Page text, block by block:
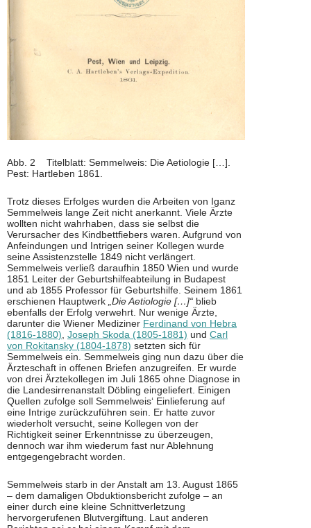
Abb. 2 Titelblatt: Semmelweis: Die Aetiologie […].
Pest: Hartleben 1861.
Trotz dieses Erfolges wurden die Arbeiten von Iganz
Semmelweis lange Zeit nicht anerkannt. Viele Ärzte
wollten nicht wahrhaben, dass sie selbst die
Verursacher des Kindbettfiebers waren. Aufgrund von
Anfeindungen und Intrigen seiner Kollegen wurde
seine Assistenzstelle 1849 nicht verlängert.
Semmelweis verließ daraufhin 1850 Wien und wurde
1851 Leiter der Geburtshilfeabteilung in Budapest
und ab 1855 Professor für Geburtshilfe. Seinem 1861
erschienen Hauptwerk „Die Aetiologie […]“ blieb
ebenfalls der Erfolg verwehrt. Nur wenige Ärzte,
darunter die Wiener Mediziner Ferdinand von Hebra
(1816-1880) Joseph Skoda (1805-1881) und Carl
von Rokitansky (1804-1878) setzten sich für
Semmelweis ein. Semmelweis ging nun dazu über die
Ärzteschaft in offenen Briefen anzugreifen. Er wurde
von drei Ärztekollegen im Juli 1865 ohne Diagnose in
die Landesirrenanstalt Döbling eingeliefert. Einigen
Quellen zufolge soll Semmelweis‘ Einlieferung auf
eine Intrige zurückzuführen sein. Er hatte zuvor
wiederholt versucht, seine Kollegen von der
Richtigkeit seiner Erkenntnisse zu überzeugen,
dennoch war ihm wiederum fast nur Ablehnung
entgegengebracht worden.
Semmelweis starb in der Anstalt am 13. August 1865
– dem damaligen Obduktionsbericht zufolge – an
einer durch eine kleine Schnittverletzung
hervorgerufenen Blutvergiftung. Laut anderen